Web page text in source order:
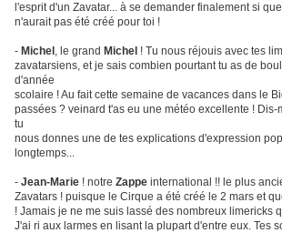
l'esprit d'un Zavatar... à se demander finalement si
n'aurait pas été créé pour toi !
- Michel , le grand Michel ! Tu nous réjouis avec tes
zavatarsiens, et je sais combien pourtant tu as de
d'année
scolaire ! Au fait cette semaine de vacances dans le
passées ? veinard t'as eu une météo excellente ! Dis-
tu
nous donnes une de tes explications d'expression
longtemps...
- Jean-Marie ! notre Zappe international !! le plus
Zavatars ! puisque le Cirque a été créé le 2 mars et
! Jamais je ne me suis lassé des nombreux limericks
J'ai ri aux larmes en lisant la plupart d'entre eux. Tes